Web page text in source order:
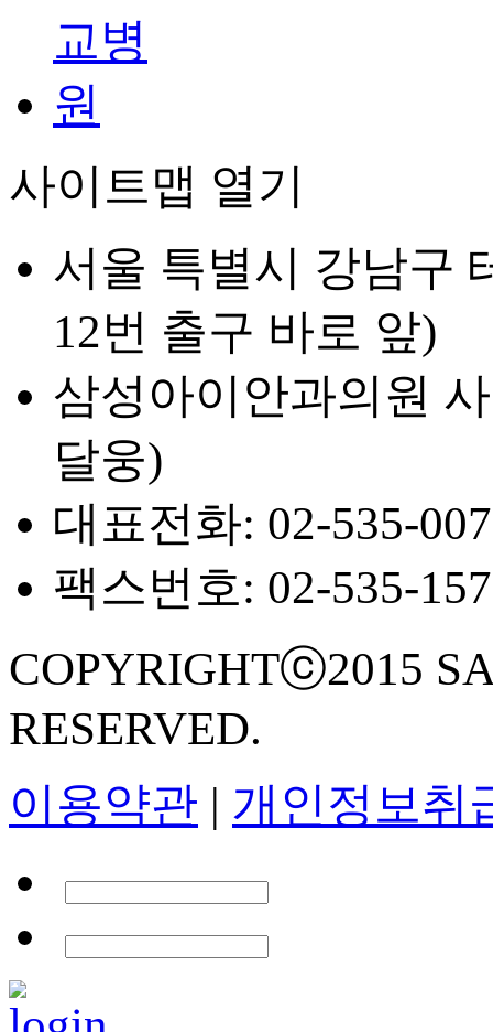
사이트맵 열기
서울 특별시 강남구
12번 출구 바로 앞)
삼성아이안과의원
달웅)
대표전화: 02-535-
팩스번호: 02-535-
COPYRIGHTⓒ2015
RESERVED.
이용약관 | 개인정보취